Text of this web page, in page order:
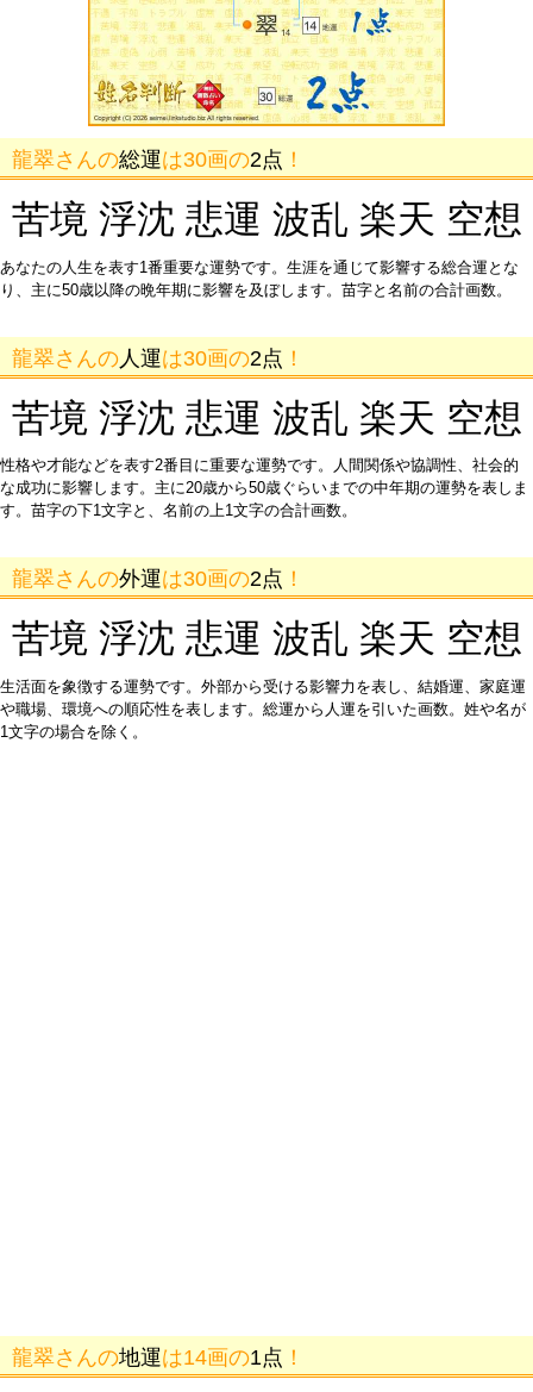
龍翠さんの総運は30画の2点 ！
苦境 浮沈 悲運 波乱 楽天 空想
あなたの人生を表す1番重要な運勢です。生涯を通じて影響する総合運とな
り、主に50歳以降の晩年期に影響を及ぼします。苗字と名前の合計画数。
龍翠さんの 人運は30画の2点 ！
苦境 浮沈 悲運 波乱 楽天 空想
性格や才能などを表す2番目に重要な運勢です。人間関係や協調性、社会的
な成功に影響します。主に20歳から50歳ぐらいまでの中年期の運勢を表しま
す。苗字の下1文字と、名前の上1文字の合計画数。
龍翠さんの外運は30画の2点 ！
苦境 浮沈 悲運 波乱 楽天 空想
生活面を象徴する運勢です。外部から受ける影響力を表し、結婚運、家庭運
や職場、環境への順応性を表します。総運から人運を引いた画数。姓や名が
1文字の場合を除く。
龍翠さんの地運は14画の1点 ！